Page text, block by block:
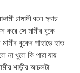
রাঙ্গামী বলে দুবার
করে সে মামীর বুকে
বুকের পাহাড়ে হাত
খুলে কি পারা যায়
শাড়ীর আচলটা